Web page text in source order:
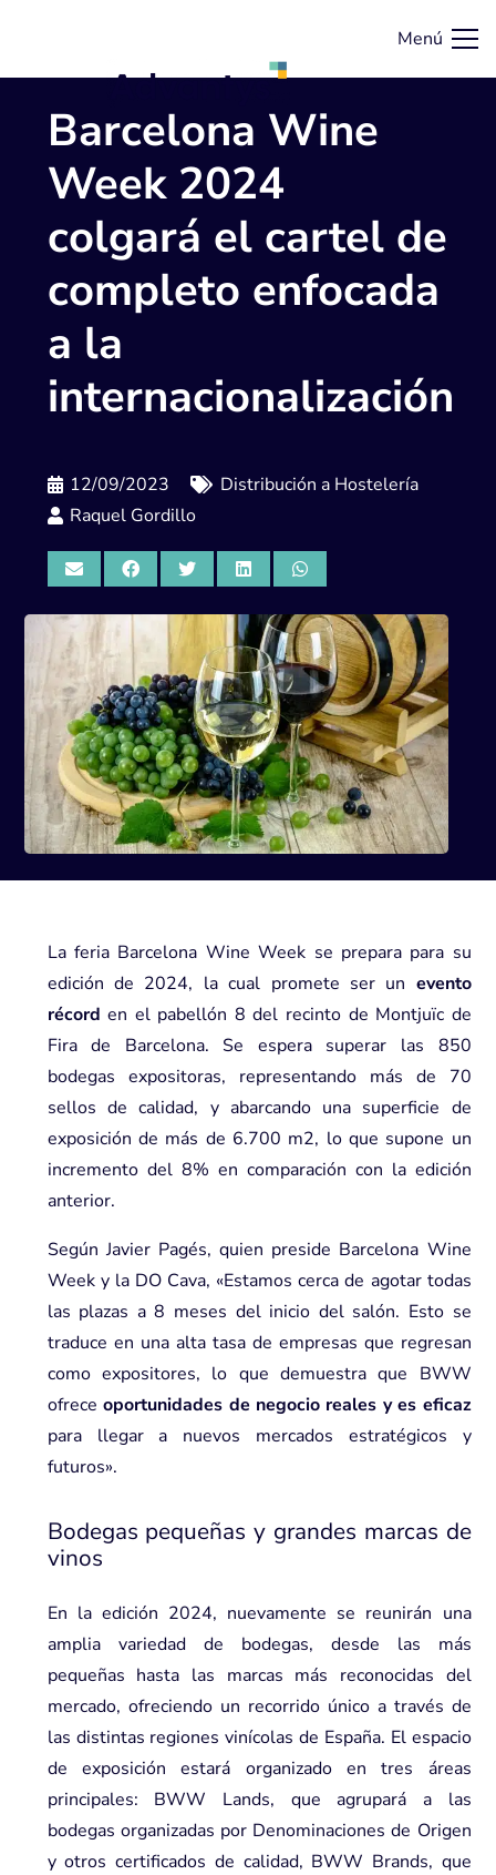
Menú
Barcelona Wine
Week 2024
colgará el cartel de
completo enfocada
a la
internacionalización
12/09/2023
Distribución a Hostelería
Raquel Gordillo
La feria Barcelona Wine Week se prepara para su
edición de 2024, la cual promete ser un evento
récord en el pabellón 8 del recinto de Montjuïc de
Fira de Barcelona. Se espera superar las 850
bodegas expositoras, representando más de 70
sellos de calidad, y abarcando una superficie de
exposición de más de 6.700 m2, lo que supone un
incremento del 8% en comparación con la edición
anterior.
Según Javier Pagés, quien preside Barcelona Wine
Week y la DO Cava, «Estamos cerca de agotar todas
las plazas a 8 meses del inicio del salón. Esto se
traduce en una alta tasa de empresas que regresan
como expositores, lo que demuestra que BWW
ofrece oportunidades de negocio reales y es eficaz
para llegar a nuevos mercados estratégicos y
futuros».
Bodegas pequeñas y grandes marcas de
vinos
En la edición 2024, nuevamente se reunirán una
amplia variedad de bodegas, desde las más
pequeñas hasta las marcas más reconocidas del
mercado, ofreciendo un recorrido único a través de
las distintas regiones vinícolas de España. El espacio
de exposición estará organizado en tres áreas
principales: BWW Lands, que agrupará a las
bodegas organizadas por Denominaciones de Origen
y otros certificados de calidad, BWW Brands, que